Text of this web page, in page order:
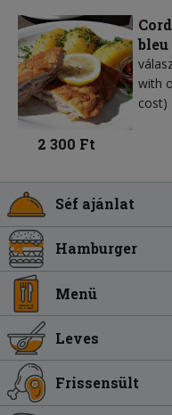
with
cost)
2 300 Ft
Séf ajánlat
Hamburger
Menü
Leves
Frissensült